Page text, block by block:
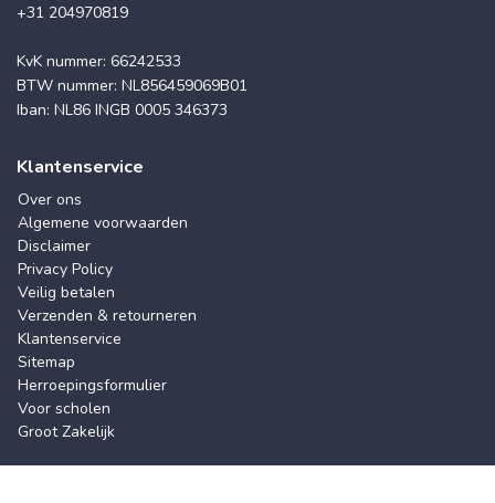
+31 204970819
KvK nummer: 66242533
BTW nummer: NL856459069B01
Iban: NL86 INGB 0005 346373
Klantenservice
Over ons
Algemene voorwaarden
Disclaimer
Privacy Policy
Veilig betalen
Verzenden & retourneren
Klantenservice
Sitemap
Herroepingsformulier
Voor scholen
Groot Zakelijk